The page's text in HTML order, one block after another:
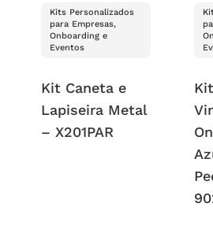
Kits Personalizados
para Empresas,
Onboarding e
Eventos
Kit Caneta e
Lapiseira Metal
– X201PAR